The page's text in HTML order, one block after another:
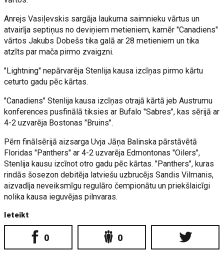
Anrejs Vasiļevskis sargāja laukuma saimnieku vārtus un
atvairīja septiņus no deviņiem metieniem, kamēr "Canadiens"
vārtos Jakubs Dobešs tika galā ar 28 metieniem un tika
atzīts par mača pirmo zvaigzni.
"Lightning" nepārvarēja Stenlija kausa izcīņas pirmo kārtu
ceturto gadu pēc kārtas.
"Canadiens" Stenlija kausa izcīņas otrajā kārtā jeb Austrumu
konferences pusfinālā tiksies ar Bufalo "Sabres", kas sērijā ar
4-2 uzvarēja Bostonas "Bruins".
Pērn finālsērijā aizsarga Uvja Jāņa Balinska pārstāvētā
Floridas "Panthers" ar 4-2 uzvarēja Edmontonas "Oilers",
Stenlija kausu izcīnot otro gadu pēc kārtas. "Panthers", kuras
rindās šosezon debitēja latviešu uzbrucējs Sandis Vilmanis,
aizvadīja neveiksmīgu regulāro čempionātu un priekšlaicīgi
nolika kausa ieguvējas pilnvaras.
Ieteikt
0 0